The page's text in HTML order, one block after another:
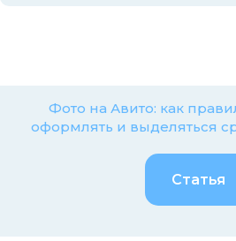
Фото на Авито: как
оформлять и выделяться
Статья